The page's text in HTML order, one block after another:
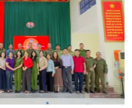
tập tại địa phương.